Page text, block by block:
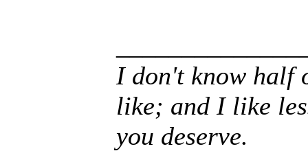
I don't know half
like; and I like
you deserve.